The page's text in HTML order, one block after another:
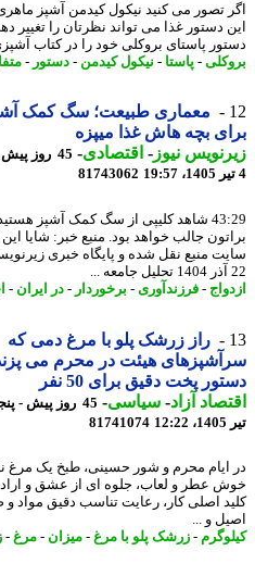
تصور می کنید نیکول کیدمن آشپز ماهری
دستور غذا می تواند نظرتان را تغییر دهد.
پاستای بروکلی خود را در کتاب آشپزی
-پاستا-نیکول کیدمن-دستور-متفاوت
معماری طبیعت؛ سگ کمک آشپز
بچه هاش غذا میپزه
نیوز-اقتصادی-
45 روز پیش -
81743062
43:29 شاهد کلیپی از سگ کمک آشپز هستید که
جالب خواهد بود. منبع خبر: شایا این خبر
منبع نقل شده و پایگاه خبری زیرنویس در
-فرزندآوری - برخوردار-در ایران -
راز زرشک پلو با مرغ دمی که
هیئت در محرم می پزند +
پخت دقیق برای 50 نفر
آزاد - سیاسی-
81741074
محرم و شور حسینی، طبخ یک مرغ نذری
اصلی کار، رعایت تناسب دقیق مواد و
و ...
-زرشک پلو با مرغ -میزان- مرغ -